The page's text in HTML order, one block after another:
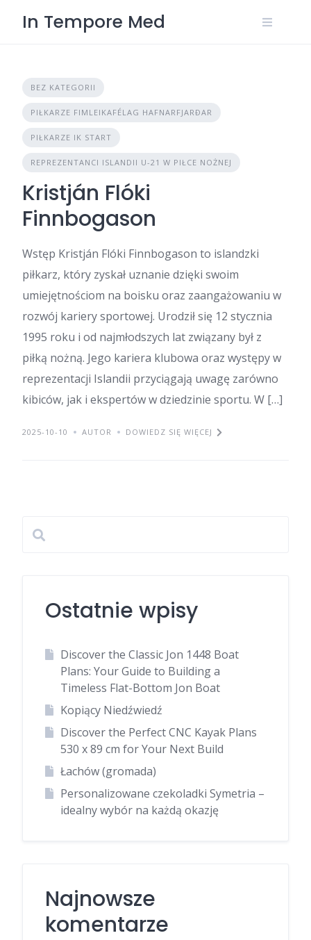
In Tempore Med
BEZ KATEGORII
PIŁKARZE FIMLEIKAFÉLAG HAFNARFJARÐAR
PIŁKARZE IK START
REPREZENTANCI ISLANDII U-21 W PIŁCE NOŻNEJ
Kristján Flóki
Finnbogason
Wstęp Kristján Flóki Finnbogason to islandzki
piłkarz, który zyskał uznanie dzięki swoim
umiejętnościom na boisku oraz zaangażowaniu w
rozwój kariery sportowej. Urodził się 12 stycznia
1995 roku i od najmłodszych lat związany był z
piłką nożną. Jego kariera klubowa oraz występy w
reprezentacji Islandii przyciągają uwagę zarówno
kibiców, jak i ekspertów w dziedzinie sportu. W […]
2025-10-10 AUTOR DOWIEDZ SIĘ WIĘCEJ
Ostatnie wpisy
Discover the Classic Jon 1448 Boat
Plans: Your Guide to Building a
Timeless Flat-Bottom Jon Boat
Kopiący Niedźwiedź
Discover the Perfect CNC Kayak Plans
530 x 89 cm for Your Next Build
Łachów (gromada)
Personalizowane czekoladki Symetria –
idealny wybór na każdą okazję
Najnowsze
komentarze